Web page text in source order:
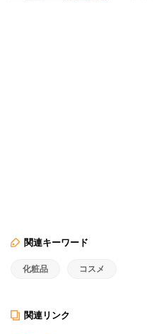
関連キーワード
化粧品 コスメ
関連リンク